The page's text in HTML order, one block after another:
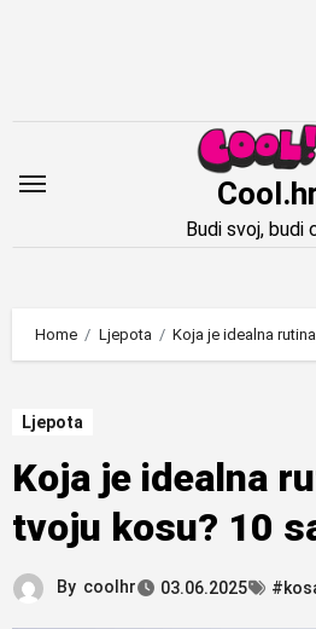
Budi svoj, budi
Home Ljepota Koja je idealna
Ljepota
Koja je idealna
tvoju kosu? 10
By coolhr 03.06.2025